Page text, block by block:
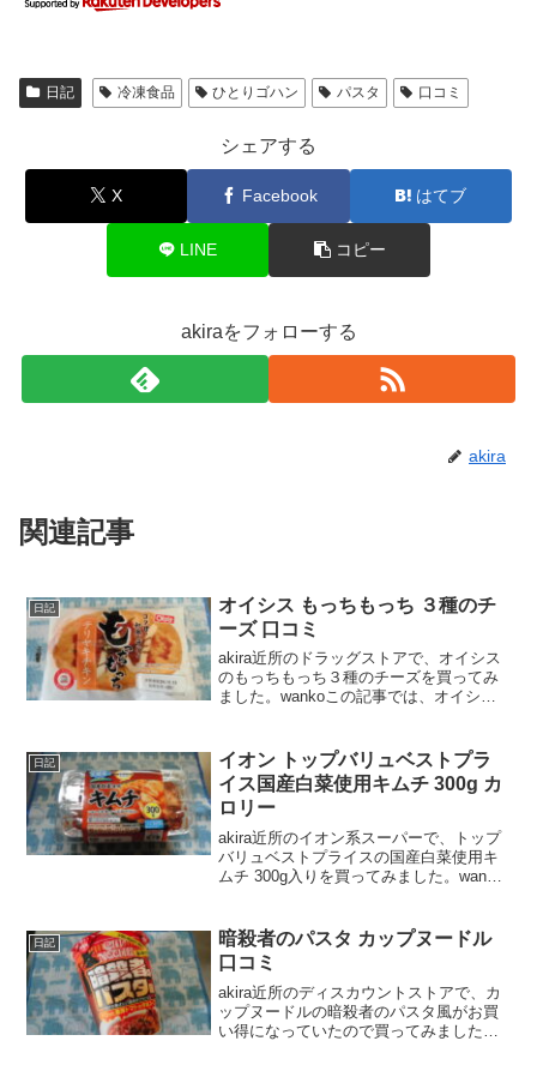
日記 冷凍食品 ひとりゴハン パスタ 口コミ
シェアする
X Facebook はてブ
LINE コピー
akiraをフォローする
akira
関連記事
日記
オイシス もっちもっち ３種のチ
ーズ 口コミ
akira近所のドラッグストアで、オイシス
のもっちもっち３種のチーズを買ってみ
ました。wankoこの記事では、オイシス
るよ！日本最大級ショッピングサイト！
お買い物なら...
日記
イオン トップバリュベストプラ
イス国産白菜使用キムチ 300g カ
ロリー
akira近所のイオン系スーパーで、トップ
バリュベストプライスの国産白菜使用キ
ムチ 300g入りを買ってみました。wanko
口コミや、カロリーなどの栄養成分に
つ...
日記
暗殺者のパスタ カップヌードル
口コミ
akira近所のディスカウントストアで、カ
ップヌードルの暗殺者のパスタ風がお買
い得になっていたので買ってみました。